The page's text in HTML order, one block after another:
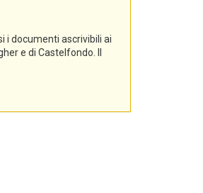
i documenti ascrivibili ai
e di Castelfondo. Il